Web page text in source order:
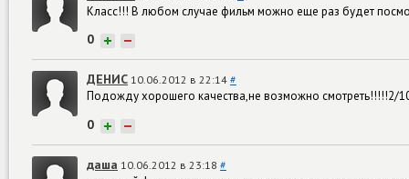
Класс!!! В любом случае фильм можно еще раз будет
0 + −
ДЕНИС 10.06.2012 в 22:14 #
Подожду хорошего качества,не возможно смотреть!!!!!2/
0 + −
даша 10.06.2012 в 23:18 #